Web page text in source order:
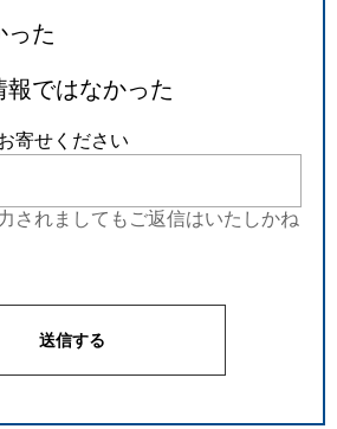
った
ではなかった
寄せください
されましてもご返信はいたしかね